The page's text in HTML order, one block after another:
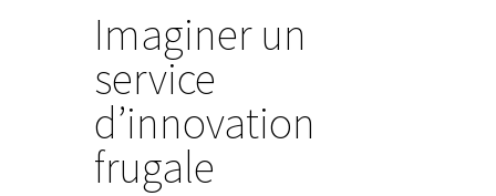
Imaginer un
service
d’innovation
frugale